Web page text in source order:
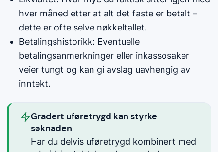
hver måned etter at alt det faste er betalt –
dette er ofte selve nøkkeltallet.
Betalingshistorikk: Eventuelle
betalingsanmerkninger eller inkassosaker
veier tungt og kan gi avslag uavhengig av
inntekt.
Gradert uføretrygd kan styrke
søknaden
Har du delvis uføretrygd kombinert med